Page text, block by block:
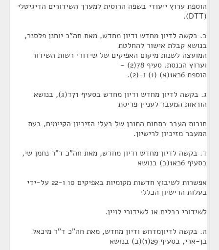
הוספת ערוץ ייעודי בשפה הרוסית למערך השידורים הדיגיטלי
(DTT).
ב. בקשה לדיון מחדש ודיון מחדש, מאת חה"כ יוחנן פלסנר,
בנושא קבלת אישור להחלטת
המועצה לשנות מיקום האפיקים של שידורי רשות השידור
וערוץ הכנסת. סעיף 78(2) -
הוספת 6כא1(א) (1) ו-(2).
ג. בקשה לדיון מחדש ודיון מחדש בסעיף 71ד(ג), בנושא
הוראות המעבר לעניין פריסת
חובות העבר בתחום התוכן של בעלי הזיכיון הקיימים, בעת
המעבר מזיכיון לרישיון.
ד. בקשה לדיון מחדש ודיון מחדש, מאת חה"כ ד"ר נחמן שי,
בסעיף 6כא1(ב) בנושא
אפשרות לשיבוץ חדשות מקומיות באפיקים 10 ו-22 על-ידי
בעלות הרישיון הכללי
לשידורי כבלים או לשידורי לויין.
ה. בקשה לדיוןמדחש ודיון מחדש, מאת חה"כ ד"ר מיכאל
בן-ארי, בסעיף 29(1)(ב) בנושא